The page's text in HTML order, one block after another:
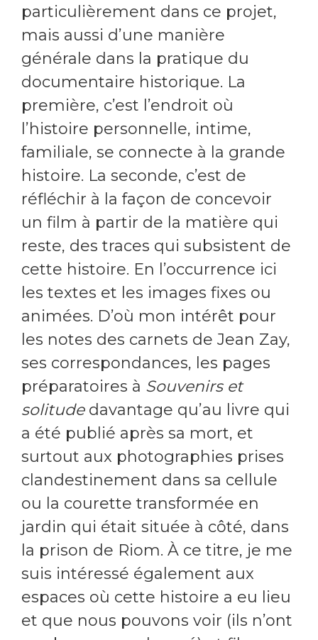
particulièrement dans ce projet,
mais aussi d’une manière
générale dans la pratique du
documentaire historique. La
première, c’est l’endroit où
l’histoire personnelle, intime,
familiale, se connecte à la grande
histoire. La seconde, c’est de
réfléchir à la façon de concevoir
un film à partir de la matière qui
reste, des traces qui subsistent de
cette histoire. En l’occurrence ici
les textes et les images fixes ou
animées. D’où mon intérêt pour
les notes des carnets de Jean Zay,
ses correspondances, les pages
préparatoires à Souvenirs et
solitudedavantage qu’au livre qui
a été publié après sa mort, et
surtout aux photographies prises
clandestinement dans sa cellule
ou la courette transformée en
jardin qui était située à côté, dans
la prison de Riom. À ce titre, je me
suis intéressé également aux
espaces où cette histoire a eu lieu
et que nous pouvons voir (ils n’ont